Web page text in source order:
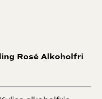
Rosé Alkoholfri